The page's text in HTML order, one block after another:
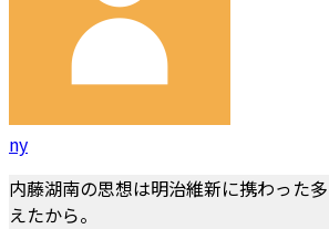
ny
内藤湖南の思想は明治維新に携わった
えたから。